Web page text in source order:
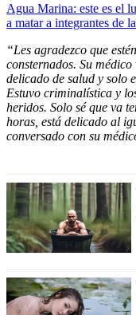
Agua Marina: este es el
a matar a integrantes de
“Les agradezco que
consternados. Su
delicado de salud y solo
Estuvo criminalística y
heridos. Solo sé que va
horas, está delicado al
conversado con su